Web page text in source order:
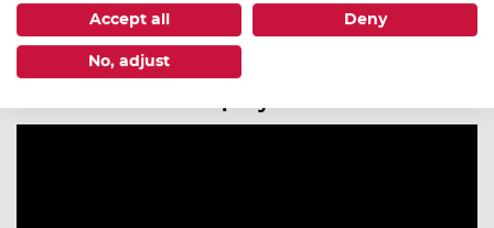
there and experience the most legendary events live!
Accept all Deny
No, adjust